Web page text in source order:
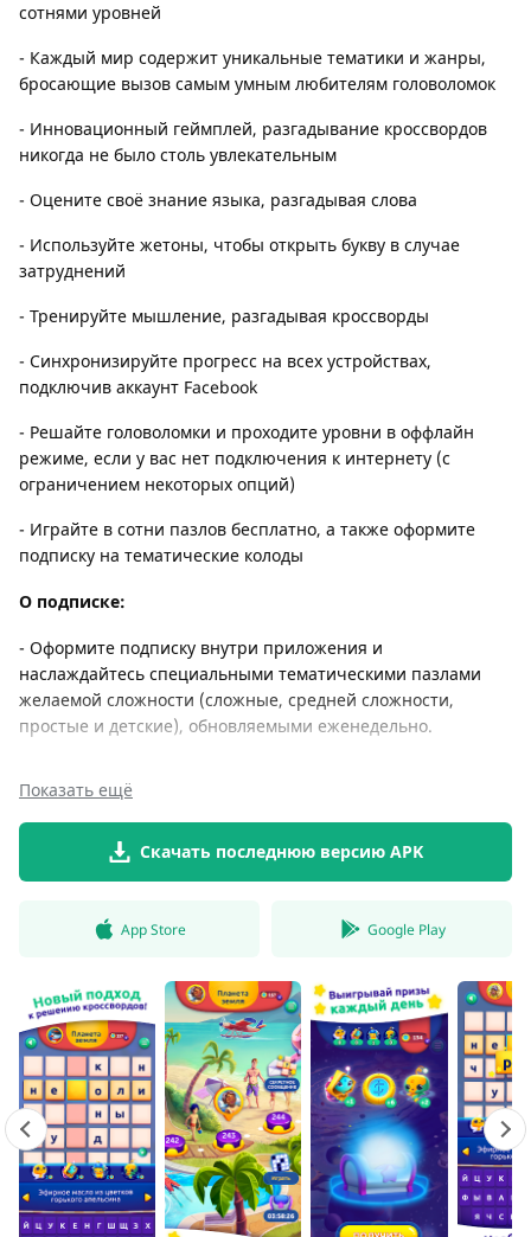
сотнями уровней
- Каждый мир содержит уникальные тематики и жанры,
бросающие вызов самым умным любителям головоломок
- Инновационный геймплей, разгадывание кроссвордов
никогда не было столь увлекательным
- Оцените своё знание языка, разгадывая слова
- Используйте жетоны, чтобы открыть букву в случае
затруднений
- Тренируйте мышление, разгадывая кроссворды
- Синхронизируйте прогресс на всех устройствах,
подключив аккаунт Facebook
- Решайте головоломки и проходите уровни в оффлайн
режиме, если у вас нет подключения к интернету (с
ограничением некоторых опций)
- Играйте в сотни пазлов бесплатно, а также оформите
подписку на тематические колоды
О подписке:
- Оформите подписку внутри приложения и
наслаждайтесь специальными тематическими пазлами
желаемой сложности (сложные, средней сложности,
простые и детские), обновляемыми еженедельно.
Показать ещё
Скачать последнюю версию APK
App Store Google Play